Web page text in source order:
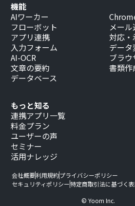
もっと知る
連携アプリ一覧
料金プラン
ユーザーの声
セミナー
活用ナレッジ
機能
AIワーカー
フローボット
アプリ連携
入力フォーム
AI-OCR
文章の要約
データベース
メー
対応・
データ
ブラ
書類作
会社概要利用規約プライバシーポリシー
セキュリティポリシー特定商取引法に基づく
© Yoom Inc.